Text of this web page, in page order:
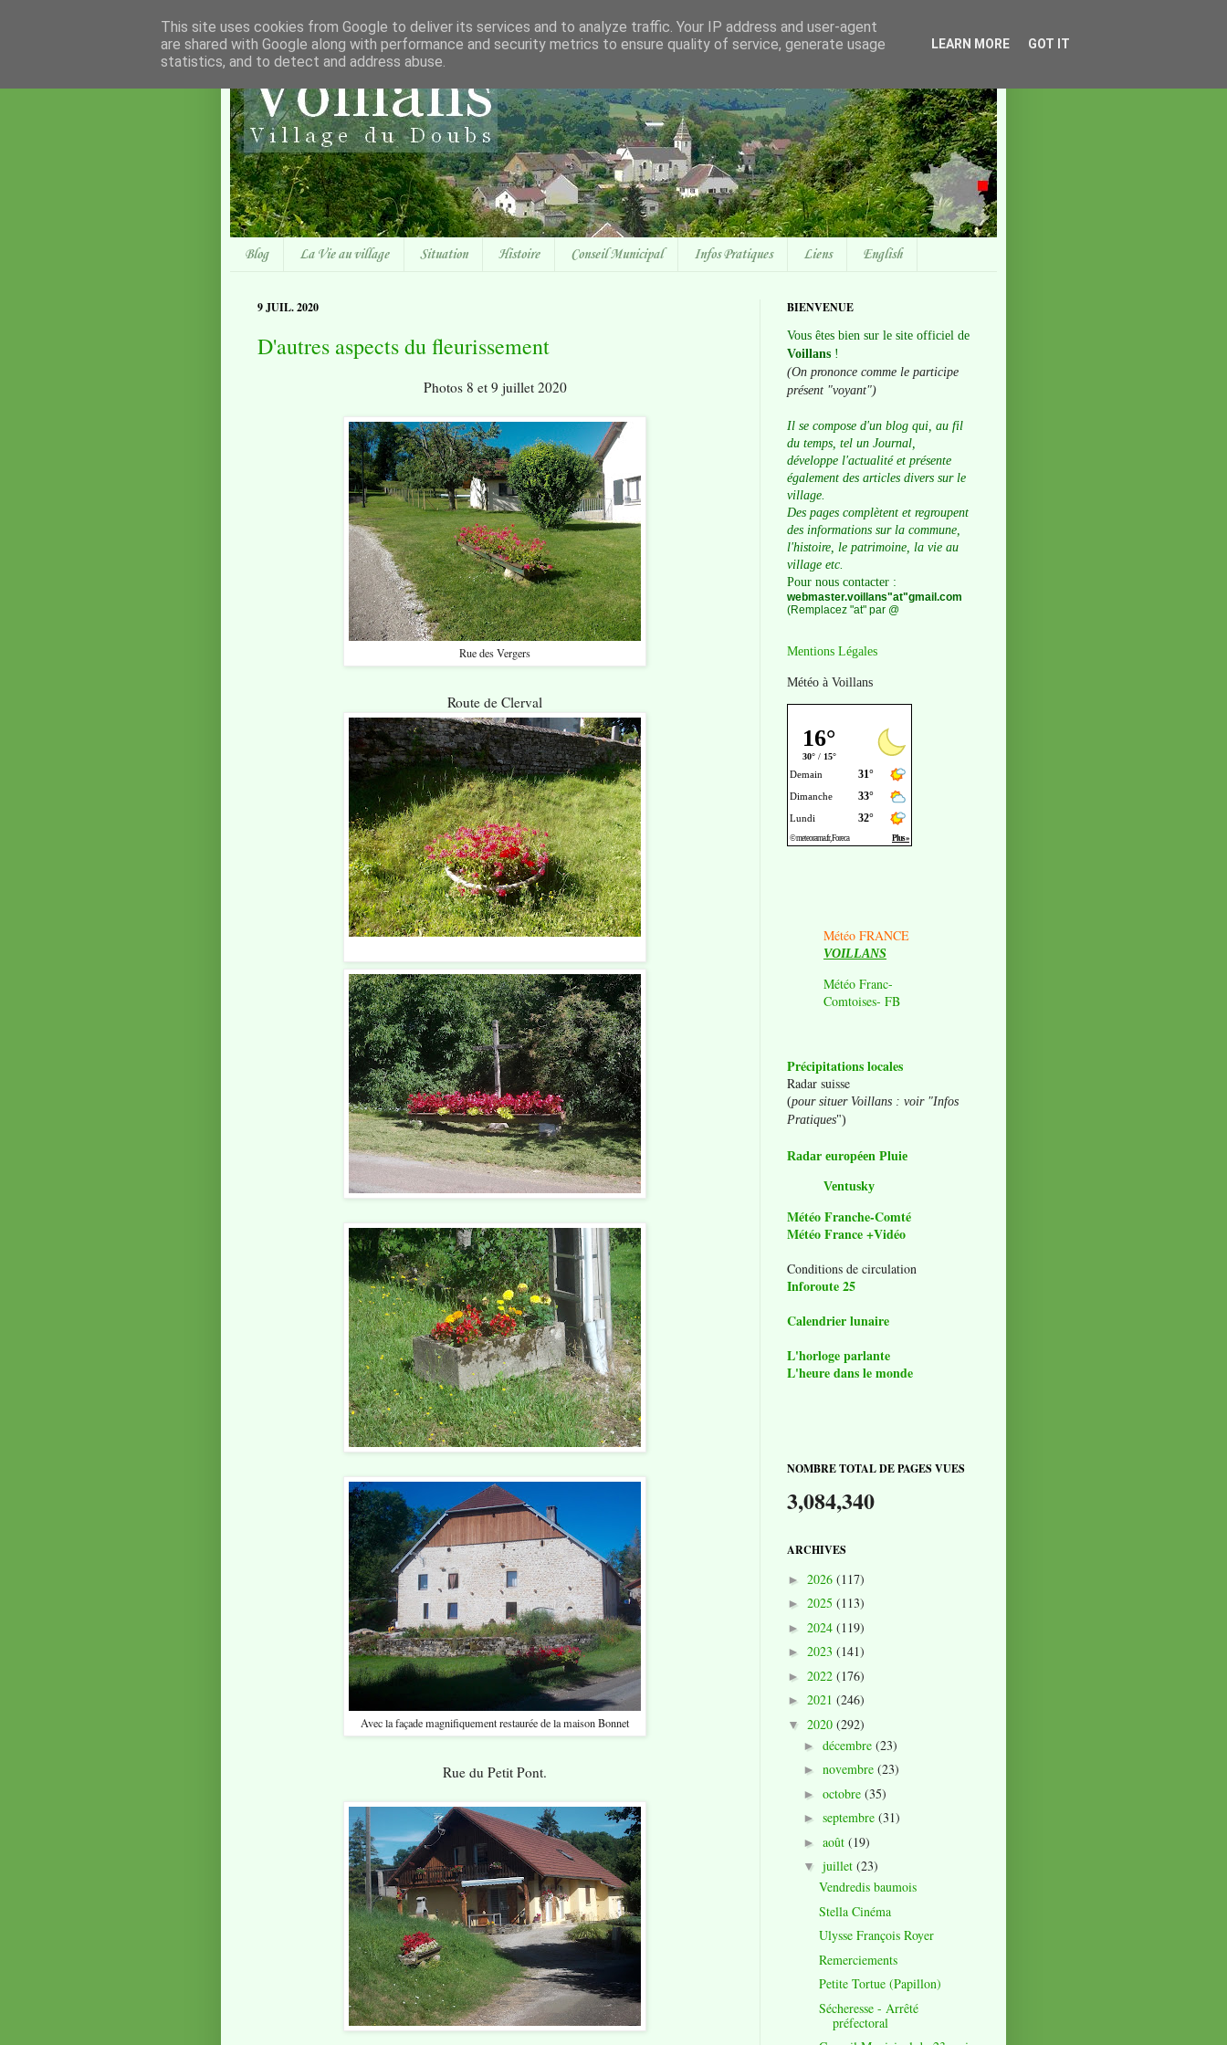
Blog La Vie au village Situation Histoire Conseil Municipal Infos Pratiques Liens English
9 JUIL. 2020
D'autres aspects du fleurissement
Photos 8 et 9 juillet 2020
Rue des Vergers
Route de Clerval
Avec la façade magnifiquement restaurée de la maison Bonnet
Rue du Petit Pont.
BIENVENUE
Vous êtes bien sur le site officiel de
Voillans !
(On prononce comme le participe
présent "voyant")
Il se compose d'un blog qui, au fil
du temps, tel un Journal,
développe l'actualité et présente
également des articles divers sur le
village.
Des pages complètent et regroupent
des informations sur la commune,
l'histoire, le patrimoine, la vie au
village etc.
Pour nous contacter :
webmaster.voillans"at"gmail.com
(Remplacez "at" par @
Mentions Légales
Météo à Voillans
Météo FRANCE
VOILLANS
Météo Franc-
Comtoises- FB
Précipitations locales
Radar suisse
(pour situer Voillans : voir "Infos
Pratiques")
Radar européen Pluie
Ventusky
Météo Franche-Comté
Météo France +Vidéo
Conditions de circulation
Inforoute 25
Calendrier lunaire
L'horloge parlante
L'heure dans le monde
NOMBRE TOTAL DE PAGES VUES
3,084,340
ARCHIVES
► 2026 (117)
► 2025 (113)
► 2024 (119)
► 2023 (141)
► 2022 (176)
► 2021 (246)
▼ 2020 (292)
► décembre (23)
► novembre (23)
► octobre (35)
► septembre (31)
► août (19)
▼ juillet (23)
Vendredis baumois
Stella Cinéma
Ulysse François Royer
Remerciements
Petite Tortue (Papillon)
Sécheresse - Arrêté
préfectoral
This site uses cookies from Google to deliver its services and to analyze traffic. Your IP address and user-agent
are shared with Google along with performance and security metrics to ensure quality of service, generate usage
statistics, and to detect and address abuse.
LEARN MORE GOT IT